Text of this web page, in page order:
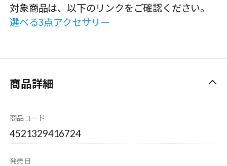
対象商品は、以下のリンクをご確認ください。
選べる3点アクセサリー
商品詳細
商品コード
4521329416724
発売日